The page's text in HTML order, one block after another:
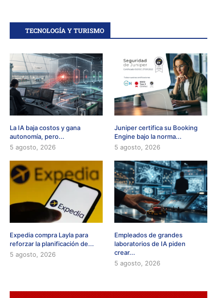
TECNOLOGÍA Y TURISMO
La IA baja costos y gana
autonomía, pero...
5 agosto, 2026
Juniper certifica su Booking
Engine bajo la norma...
5 agosto, 2026
Expedia compra Layla para
reforzar la planificación de...
5 agosto, 2026
Empleados de grandes
laboratorios de IA piden
crear...
5 agosto, 2026